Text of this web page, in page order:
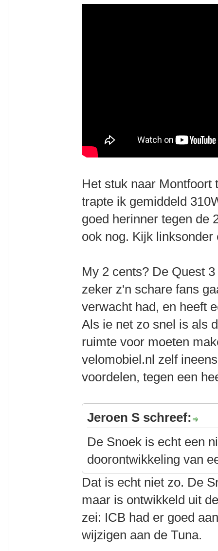
Het stuk naar Montfoort
trapte ik gemiddeld
goed herinner tegen de
ook nog. Kijk
My 2 cents? De Quest
zeker z'n schare fans
verwacht had, en heeft
Als ie net zo snel is als
ruimte voor moeten
velomobiel.nl zelf
voordelen, tegen een
Jeroen S schreef:
De Snoek is echt een
doorontwikkeling van
Dat is echt niet zo. De
maar is ontwikkeld uit
zei: ICB had er goed
wijzigen aan de Tuna.